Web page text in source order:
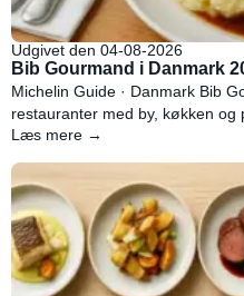
Udgivet den 04-08-2026
Bib Gourmand i Danmark
Michelin Guide · Danmark Bib
restauranter med by, køkken og
Læs mere →